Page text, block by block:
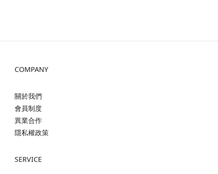
COMPANY
關於我們
會員制度
異業合作
隱私權政策
SERVICE